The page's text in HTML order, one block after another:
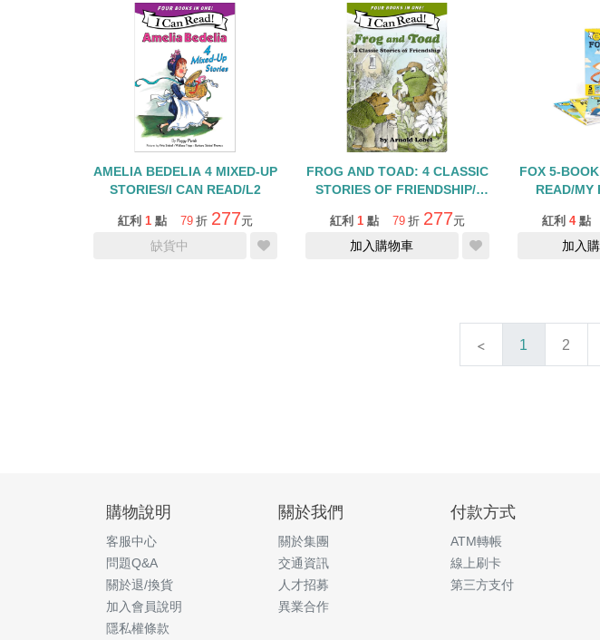
AMELIA BEDELIA 4 MIXED-UP
STORIES/I CAN READ/L2
紅利 1 點 79 折 277元
缺貨中
FROG AND TOAD: 4 CLASSIC
STORIES OF FRIENDSHIP/I
紅利 1 點 79 折 277元
加入購物車
FOX 5-
READ/MY
紅利 4 點
加入
1 2
購物說明
客服中心
問題Q&A
關於退/換貨
加入會員說明
隱私權條款
關於我們
關於集團
交通資訊
人才招募
異業合作
付款方式
ATM轉帳
線上刷卡
第三方支付